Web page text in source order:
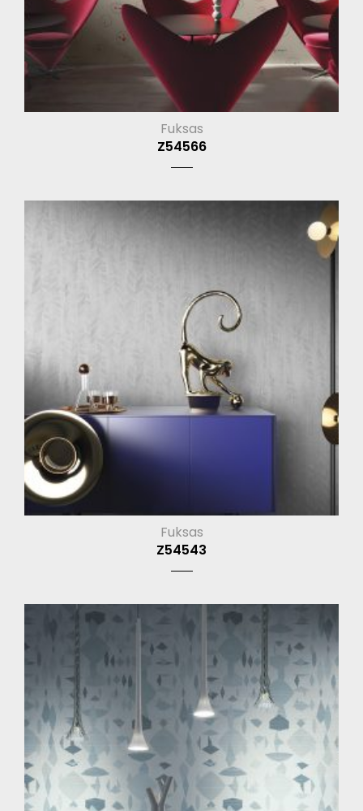
Fuksas
Z54566
Fuksas
Z54543